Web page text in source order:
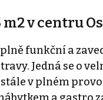
v centru
funkční a
Jedná se o
v plném